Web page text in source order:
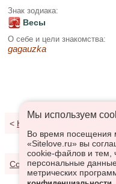
Знак зодиака:
Весы
О себе и цели знакомства:
gagauzka
< К результатам поиска
Соглашение о
Мы используем
Во время посещения
«Sitelove.ru» вы
cookie-файлов и тем,
персональные
метрических